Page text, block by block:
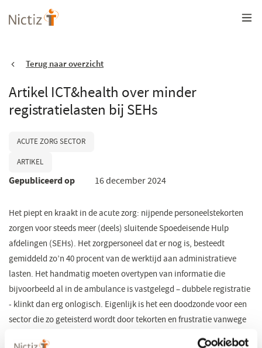
Overslaan
en
gaanTerug naar overzicht
Artikel ICT&health over minder
registratielasten bij SEHs
ACUTE ZORG SECTOR
ARTIKEL
Gepubliceerd op 16 december 2024
Het piept en kraakt in de acute zorg: nijpende personeelstekorten
zorgen voor steeds meer (deels) sluitende Spoedeisende Hulp
afdelingen (SEHs). Het zorgpersoneel dat er nog is, besteedt
gemiddeld zo’n 40 procent van de werktijd aan administratieve
lasten. Het handmatig moeten overtypen van informatie die
bijvoorbeeld al in de ambulance is vastgelegd – dubbele registratie
- klinkt dan erg onlogisch. Eigenlijk is het een doodzonde voor een
sector die zo geteisterd wordt door tekorten en frustratie vanwege
administratieve lasten. Toch is dit nog steeds dé standaard manier